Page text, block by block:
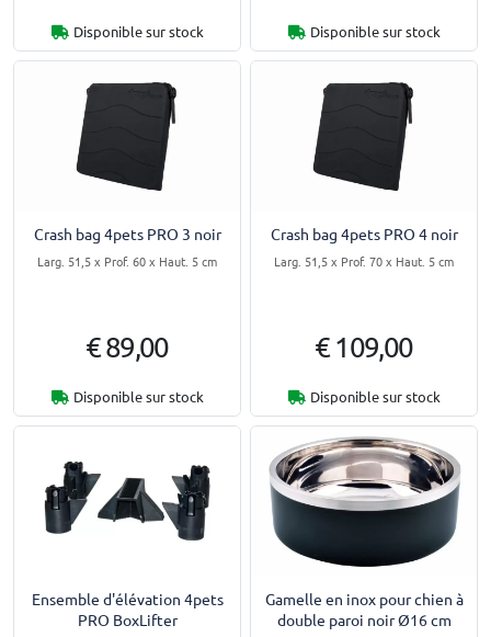
Disponible sur stock Disponible sur stock
Crash bag 4pets PRO 3 noir
Larg. 51,5 x Prof. 60 x Haut. 5 cm
€ 89,00
Disponible sur stock
Crash bag 4pets PRO 4 noir
Larg. 51,5 x Prof. 70 x Haut. 5 cm
€ 109,00
Disponible sur stock
Ensemble d'élévation 4pets
PRO BoxLifter
Gamelle en inox pour chien à
double paroi noir Ø16 cm